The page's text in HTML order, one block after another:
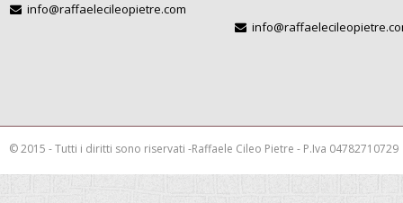
info@raffaelecileopietre.com
© 2015 - Tutti i diritti sono riservati -Raffaele Cileo Pietre - P.Iva 04782710729